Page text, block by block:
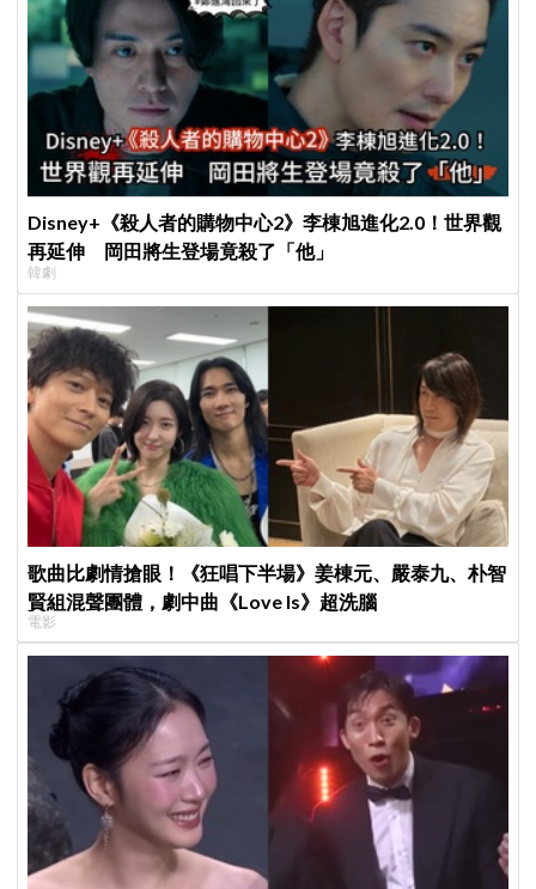
Disney+《殺人者的購物中心2》李棟旭進化2.0！世界觀
再延伸 岡田將生登場竟殺了「他」
韓劇
歌曲比劇情搶眼！《狂唱下半場》姜棟元、嚴泰九、朴智
賢組混聲團體，劇中曲《Love Is》超洗腦
電影